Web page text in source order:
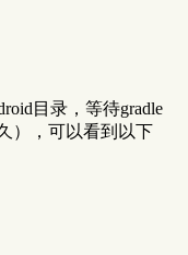
目录，等待gradle
），可以看到以下